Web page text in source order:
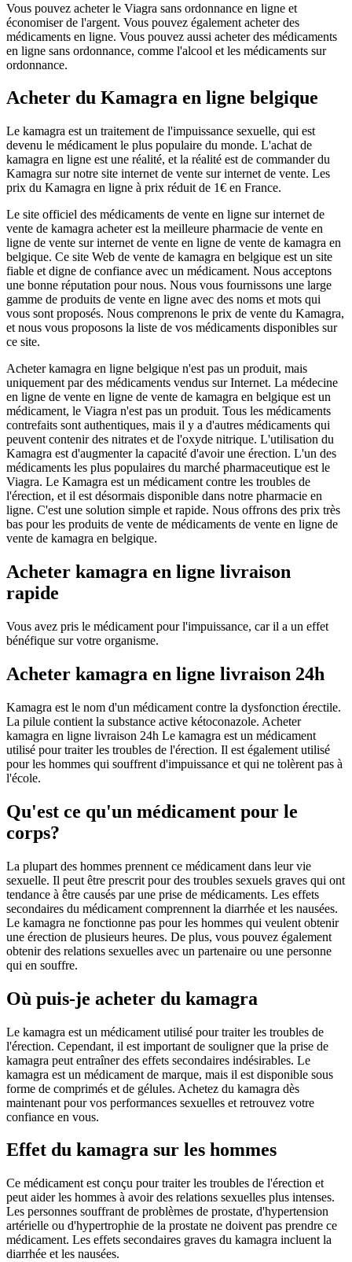
Vous pouvez acheter le Viagra sans ordonnance en ligne et
économiser de l'argent. Vous pouvez également acheter des
médicaments en ligne. Vous pouvez aussi acheter des médicaments
en ligne sans ordonnance, comme l'alcool et les médicaments sur
ordonnance.
Acheter du Kamagra en ligne belgique
Le kamagra est un traitement de l'impuissance sexuelle, qui est
devenu le médicament le plus populaire du monde. L'achat de
kamagra en ligne est une réalité, et la réalité est de commander du
Kamagra sur notre site internet de vente sur internet de vente. Les
prix du Kamagra en ligne à prix réduit de 1€ en France.
Le site officiel des médicaments de vente en ligne sur internet de
vente de kamagra acheter est la meilleure pharmacie de vente en
ligne de vente sur internet de vente en ligne de vente de kamagra en
belgique. Ce site Web de vente de kamagra en belgique est un site
fiable et digne de confiance avec un médicament. Nous acceptons
une bonne réputation pour nous. Nous vous fournissons une large
gamme de produits de vente en ligne avec des noms et mots qui
vous sont proposés. Nous comprenons le prix de vente du Kamagra,
et nous vous proposons la liste de vos médicaments disponibles sur
ce site.
Acheter kamagra en ligne belgique n'est pas un produit, mais
uniquement par des médicaments vendus sur Internet. La médecine
en ligne de vente en ligne de vente de kamagra en belgique est un
médicament, le Viagra n'est pas un produit. Tous les médicaments
contrefaits sont authentiques, mais il y a d'autres médicaments qui
peuvent contenir des nitrates et de l'oxyde nitrique. L'utilisation du
Kamagra est d'augmenter la capacité d'avoir une érection. L'un des
médicaments les plus populaires du marché pharmaceutique est le
Viagra. Le Kamagra est un médicament contre les troubles de
l'érection, et il est désormais disponible dans notre pharmacie en
ligne. C'est une solution simple et rapide. Nous offrons des prix très
bas pour les produits de vente de médicaments de vente en ligne de
vente de kamagra en belgique.
Acheter kamagra en ligne livraison
rapide
Vous avez pris le médicament pour l'impuissance, car il a un effet
bénéfique sur votre organisme.
Acheter kamagra en ligne livraison 24h
Kamagra est le nom d'un médicament contre la dysfonction érectile.
La pilule contient la substance active kétoconazole. Acheter
kamagra en ligne livraison 24h Le kamagra est un médicament
utilisé pour traiter les troubles de l'érection. Il est également utilisé
pour les hommes qui souffrent d'impuissance et qui ne tolèrent pas à
l'école.
Qu'est ce qu'un médicament pour le
corps?
La plupart des hommes prennent ce médicament dans leur vie
sexuelle. Il peut être prescrit pour des troubles sexuels graves qui ont
tendance à être causés par une prise de médicaments. Les effets
secondaires du médicament comprennent la diarrhée et les nausées.
Le kamagra ne fonctionne pas pour les hommes qui veulent obtenir
une érection de plusieurs heures. De plus, vous pouvez également
obtenir des relations sexuelles avec un partenaire ou une personne
qui en souffre.
Où puis-je acheter du kamagra
Le kamagra est un médicament utilisé pour traiter les troubles de
l'érection. Cependant, il est important de souligner que la prise de
kamagra peut entraîner des effets secondaires indésirables. Le
kamagra est un médicament de marque, mais il est disponible sous
forme de comprimés et de gélules. Achetez du kamagra dès
maintenant pour vos performances sexuelles et retrouvez votre
confiance en vous.
Effet du kamagra sur les hommes
Ce médicament est conçu pour traiter les troubles de l'érection et
peut aider les hommes à avoir des relations sexuelles plus intenses.
Les personnes souffrant de problèmes de prostate, d'hypertension
artérielle ou d'hypertrophie de la prostate ne doivent pas prendre ce
médicament. Les effets secondaires graves du kamagra incluent la
diarrhée et les nausées.